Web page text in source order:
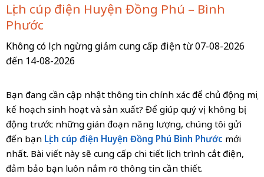
Lịch cúp điện Huyện Đồng Phú – Bình
Phước
Không có lịch ngừng giảm cung cấp điện từ 07-08-2026
đến 14-08-2026
Bạn đang cần cập nhật thông tin chính xác để chủ động mọi
kế hoạch sinh hoạt và sản xuất? Để giúp quý vị không bị
động trước những gián đoạn năng lượng, chúng tôi gửi
đến bạn Lịch cúp điện Huyện Đồng Phú Bình Phước mới
nhất. Bài viết này sẽ cung cấp chi tiết lịch trình cắt điện,
đảm bảo bạn luôn nắm rõ thông tin cần thiết.